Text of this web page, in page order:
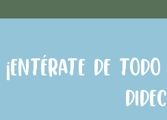
¡Entérate de